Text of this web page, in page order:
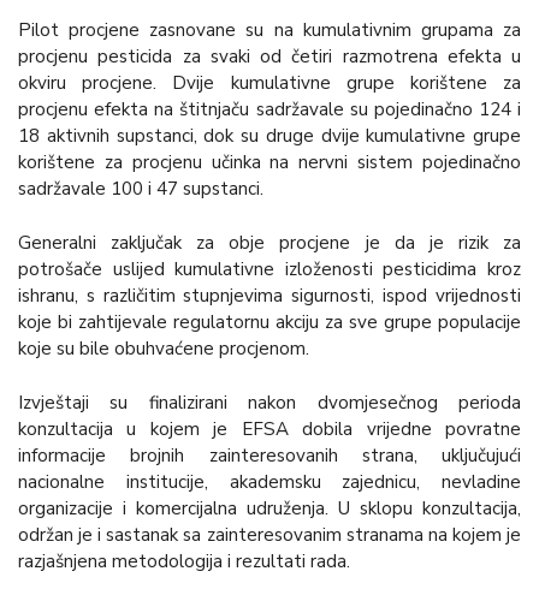
Pilot procjene zasnovane su na kumulativnim grupama za
procjenu pesticida za svaki od četiri razmotrena efekta u
okviru procjene. Dvije kumulativne grupe korištene za
procjenu efekta na štitnjaču sadržavale su pojedinačno 124 i
18 aktivnih supstanci, dok su druge dvije kumulativne grupe
korištene za procjenu učinka na nervni sistem pojedinačno
sadržavale 100 i 47 supstanci.
Generalni zaključak za obje procjene je da je rizik za
potrošače uslijed kumulativne izloženosti pesticidima kroz
ishranu, s različitim stupnjevima sigurnosti, ispod vrijednosti
koje bi zahtijevale regulatornu akciju za sve grupe populacije
koje su bile obuhvaćene procjenom.
Izvještaji su finalizirani nakon dvomjesečnog perioda
konzultacija u kojem je EFSA dobila vrijedne povratne
informacije brojnih zainteresovanih strana, uključujući
nacionalne institucije, akademsku zajednicu, nevladine
organizacije i komercijalna udruženja. U sklopu konzultacija,
održan je i sastanak sa zainteresovanim stranama na kojem je
razjašnjena metodologija i rezultati rada.